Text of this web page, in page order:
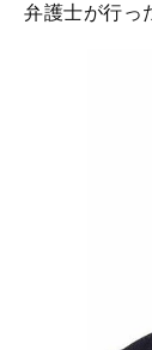
弁護士が行っ